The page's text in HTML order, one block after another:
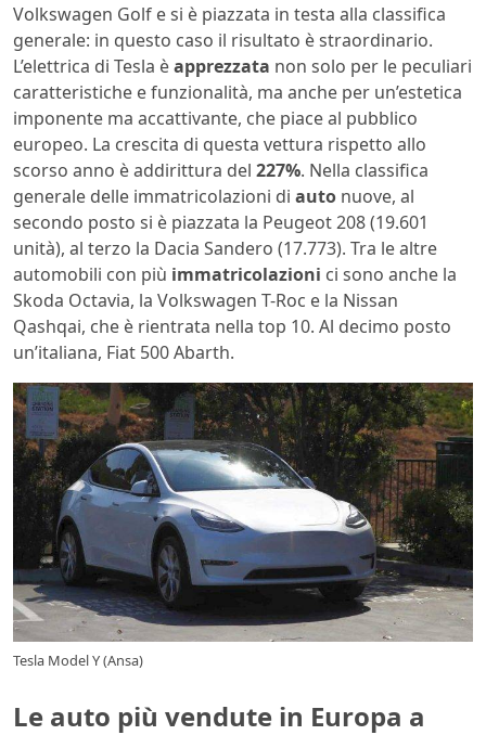
Volkswagen Golf e si è piazzata in testa alla classifica
generale: in questo caso il risultato è straordinario.
L’elettrica di Tesla èapprezzata non solo per le peculiari
caratteristiche e funzionalità, ma anche per un’estetica
imponente ma accattivante, che piace al pubblico
europeo. La crescita di questa vettura rispetto allo
scorso anno è addirittura del 227%. Nella classifica
generale delle immatricolazioni di auto nuove, al
secondo posto si è piazzata la Peugeot 208 (19.601
unità), al terzo la Dacia Sandero (17.773). Tra le altre
automobili con più immatricolazioni ci sono anche la
Skoda Octavia, la Volkswagen T-Roc e la Nissan
Qashqai, che è rientrata nella top 10. Al decimo posto
un’italiana, Fiat 500 Abarth.
Tesla Model Y (Ansa)
Le auto più vendute in Europa a